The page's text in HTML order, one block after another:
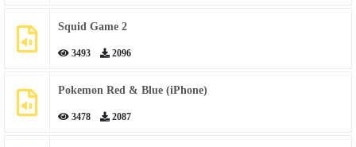
Squid Game 2
3493 2096
Pokemon Red & Blue (iPhone)
3478 2087